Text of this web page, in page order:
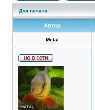
Для печати
Автор
Metal